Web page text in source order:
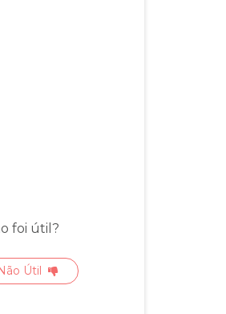
foi útil?
Útil